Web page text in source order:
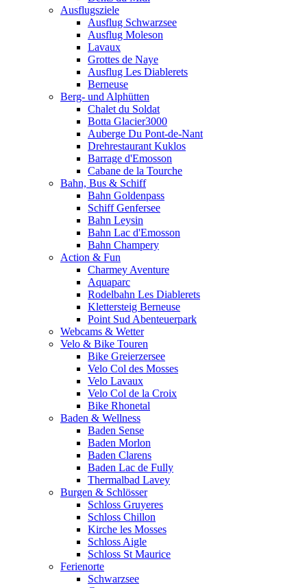
Ausflugsziele
Ausflug Schwarzsee
Ausflug Moleson
Lavaux
Grottes de Naye
Ausflug Les Diablerets
Berneuse
Berg- und Alphütten
Chalet du Soldat
Botta Glacier3000
Auberge Du Pont-de-Nant
Drehrestaurant Kuklos
Barrage d'Emosson
Cabane de la Tourche
Bahn, Bus & Schiff
Bahn Goldenpass
Schiff Genfersee
Bahn Leysin
Bahn Lac d'Emosson
Bahn Champery
Action & Fun
Charmey Aventure
Aquaparc
Rodelbahn Les Diablerets
Klettersteig Berneuse
Point Sud Abenteuerpark
Webcams & Wetter
Velo & Bike Touren
Bike Greierzersee
Velo Col des Mosses
Velo Lavaux
Velo Col de la Croix
Bike Rhonetal
Baden & Wellness
Baden Sense
Baden Morlon
Baden Clarens
Baden Lac de Fully
Thermalbad Lavey
Burgen & Schlösser
Schloss Gruyeres
Schloss Chillon
Kirche les Mosses
Schloss Aigle
Schloss St Maurice
Ferienorte
Schwarzsee